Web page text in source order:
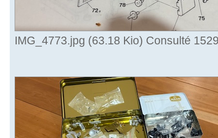
IMG_4773.jpg (63.18 Kio) Consulté